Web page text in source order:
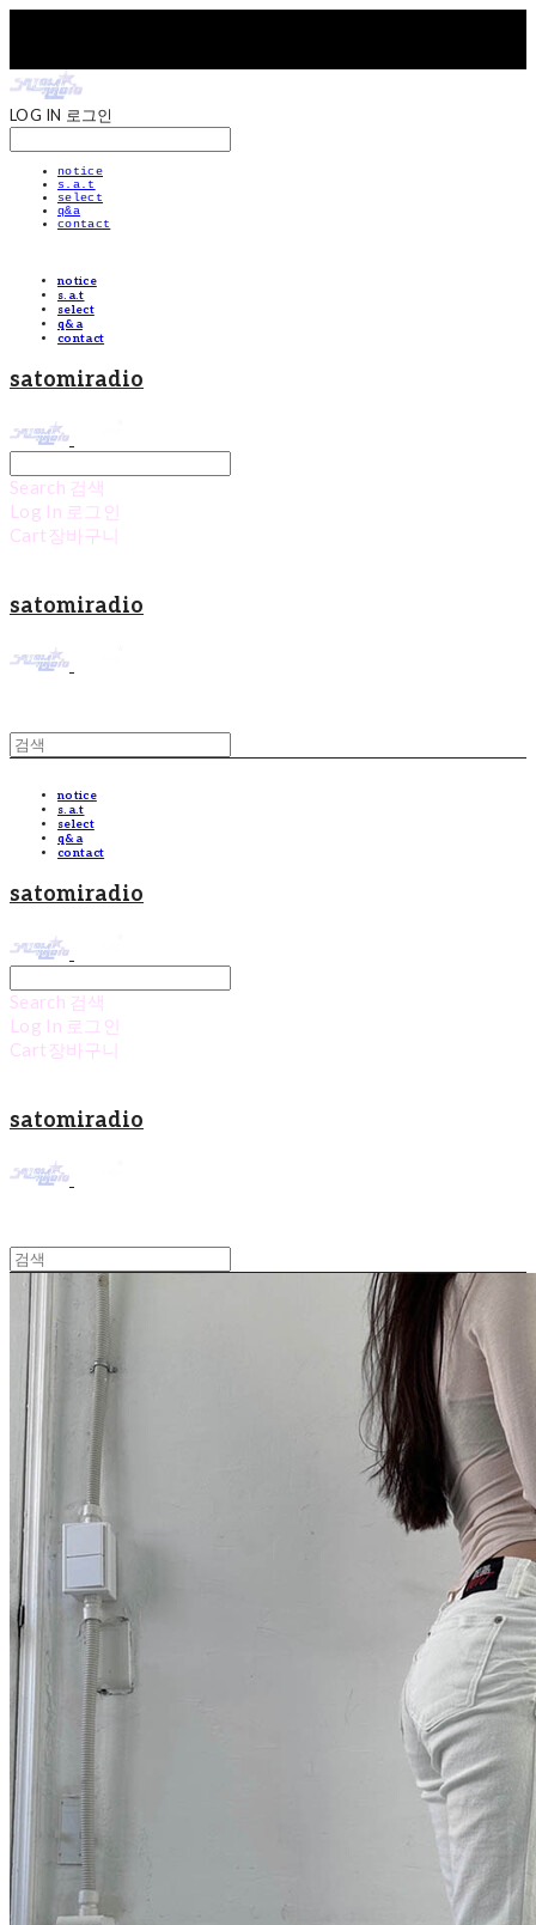
LOG IN 로그인
notice
s.a.t
select
q&a
contact
notice
s.a.t
select
q&a
contact
satomiradio
Search 검색
Log In 로그인
Cart 장바구니
satomiradio
notice
s.a.t
select
q&a
contact
satomiradio
Search 검색
Log In 로그인
Cart 장바구니
satomiradio